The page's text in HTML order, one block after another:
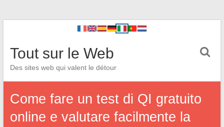
Tout sur le Web
Des sites web qui valent le détour
Come fare un test di QI gratuito
online e valutare facilmente la